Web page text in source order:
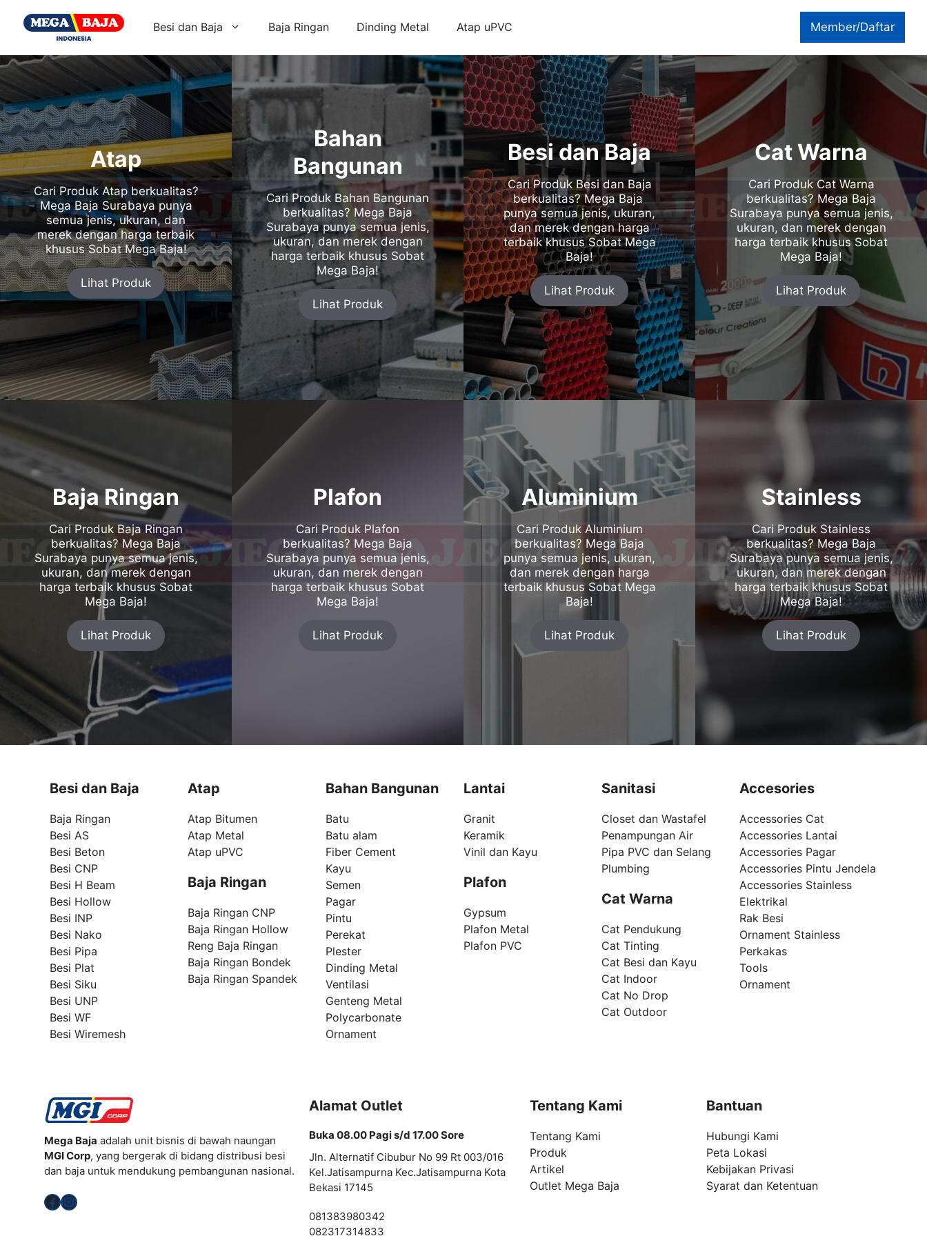
Member/Daftar
Besi dan Baja Baja Ringan Dinding Metal Atap uPVC
Atap
Cari Produk Atap berkualitas?
Mega Baja Surabaya punya
semua jenis, ukuran, dan
merek dengan harga terbaik
khusus Sobat Mega Baja!
Lihat Produk
Bahan
Bangunan
Cari Produk Bahan Bangunan
berkualitas? Mega Baja
Surabaya punya semua jenis,
ukuran, dan merek dengan
harga terbaik khusus Sobat
Mega Baja!
Lihat Produk
Besi dan Baja
Cari Produk Besi dan Baja
berkualitas? Mega Baja
punya semua jenis, ukuran,
dan merek dengan harga
terbaik khusus Sobat Mega
Baja!
Lihat Produk
Cat Warna
Cari Produk Cat Warna
berkualitas? Mega Baja
Surabaya punya semua jenis,
ukuran, dan merek dengan
harga terbaik khusus Sobat
Mega Baja!
Lihat Produk
Baja Ringan
Cari Produk Baja Ringan
berkualitas? Mega Baja
Surabaya punya semua jenis,
ukuran, dan merek dengan
harga terbaik khusus Sobat
Mega Baja!
Lihat Produk
Plafon
Cari Produk Plafon
berkualitas? Mega Baja
Surabaya punya semua jenis,
ukuran, dan merek dengan
harga terbaik khusus Sobat
Mega Baja!
Lihat Produk
Aluminium
Cari Produk Aluminium
berkualitas? Mega Baja
punya semua jenis, ukuran,
dan merek dengan harga
terbaik khusus Sobat Mega
Baja!
Lihat Produk
Stainless
Cari Produk Stainless
berkualitas? Mega Baja
Surabaya punya semua jenis,
ukuran, dan merek dengan
harga terbaik khusus Sobat
Mega Baja!
Lihat Produk
Besi dan Baja
Baja Ringan
Besi AS
Besi Beton
Besi CNP
Besi H Beam
Besi Hollow
Besi INP
Besi Nako
Besi Pipa
Besi Plat
Besi Siku
Besi UNP
Besi WF
Besi Wiremesh
Atap
Atap Bitumen
Atap Metal
Atap uPVC
Baja Ringan
Baja Ringan CNP
Baja Ringan Hollow
Reng Baja Ringan
Baja Ringan Bondek
Baja Ringan Spandek
Bahan Bangunan
Batu
Batu alam
Fiber Cement
Kayu
Semen
Pagar
Pintu
Perekat
Plester
Dinding Metal
Ventilasi
Genteng Metal
Polycarbonate
Ornament
Lantai
Granit
Keramik
Vinil dan Kayu
Plafon
Gypsum
Plafon Metal
Plafon PVC
Sanitasi
Closet dan Wastafel
Penampungan Air
Pipa PVC dan Selang
Plumbing
Cat Warna
Cat Pendukung
Cat Tinting
Cat Besi dan Kayu
Cat Indoor
Cat No Drop
Cat Outdoor
Accesories
Accessories Cat
Accessories Lantai
Accessories Pagar
Accessories Pintu Jendela
Accessories Stainless
Elektrikal
Rak Besi
Ornament Stainless
Perkakas
Tools
Ornament
Mega Baja adalah unit bisnis di bawah naungan
MGI Corp, yang bergerak di bidang distribusi besi
dan baja untuk mendukung pembangunan nasional.
Facebook
Instagram
Alamat Outlet
Buka 08.00 Pagi s/d 17.00 Sore
Jln. Alternatif Cibubur No 99 Rt 003/016
Kel.Jatisampurna Kec.Jatisampurna Kota
Bekasi 17145
081383980342
082317314833
Tentang Kami
Tentang Kami
Produk
Artikel
Outlet Mega Baja
Bantuan
Hubungi Kami
Peta Lokasi
Kebijakan Privasi
Syarat dan Ketentuan